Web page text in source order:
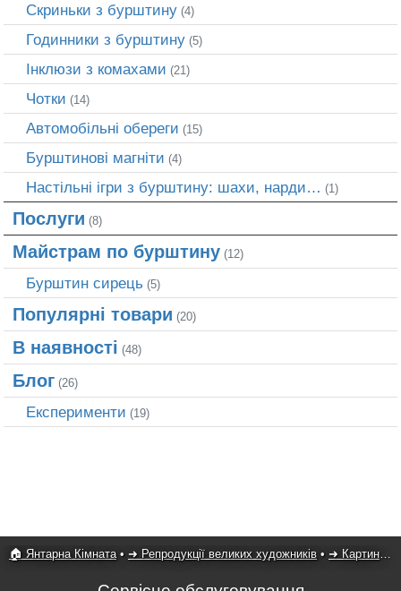
Скриньки з бурштину (4)
Годинники з бурштину (5)
Інклюзи з комахами (21)
Чотки (14)
Автомобільні обереги (15)
Бурштинові магніти (4)
Настільні ігри з бурштину: шахи, нарди… (1)
Послуги (8)
Майстрам по бурштину (12)
Бурштин сирець (5)
Популярні товари (20)
В наявності (48)
Блог (26)
Експерименти (19)
🏠 Янтарна Кімната• ➜ Репродукції великих художників • ➜ Картини Густава Клімта